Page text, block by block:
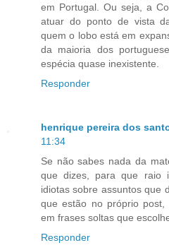
em Portugal. Ou seja, a
atuar do ponto de vista
quem o lobo está em
da maioria dos
espécia quase inexistente.
Responder
henrique pereira dos
11:34
Se não sabes nada da
que dizes, para que raio
idiotas sobre assuntos que
que estão no próprio post,
em frases soltas que
Responder